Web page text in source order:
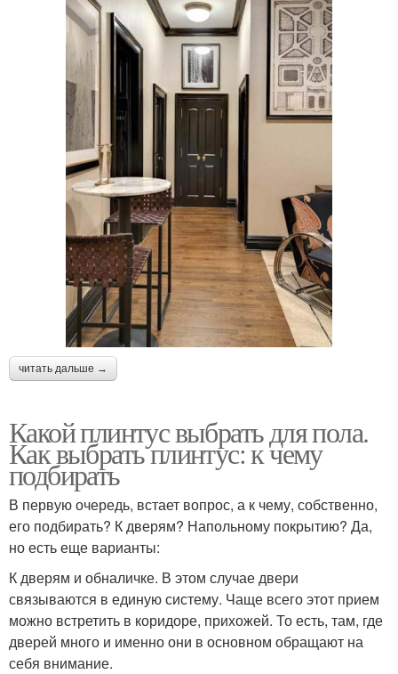
читать дальше →
Какой плинтус выбрать для пола.
Как выбрать плинтус: к чему
подбирать
В первую очередь, встает вопрос, а к чему, собственно,
его подбирать? К дверям? Напольному покрытию? Да,
но есть еще варианты:
К дверям и обналичке. В этом случае двери
связываются в единую систему. Чаще всего этот прием
можно встретить в коридоре, прихожей. То есть, там, где
дверей много и именно они в основном обращают на
себя внимание.